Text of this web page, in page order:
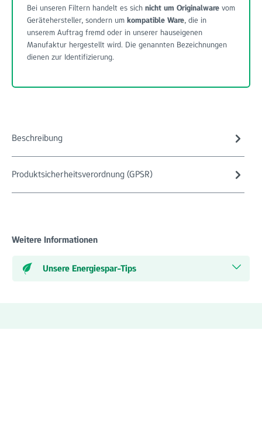
Bei unseren Filtern handelt es sich nicht um Originalware vom
Gerätehersteller, sondern um kompatible Ware, die in
unserem Auftrag fremd oder in unserer hauseigenen
Manufaktur hergestellt wird. Die genannten Bezeichnungen
dienen zur Identifizierung.
Beschreibung
Produktsicherheitsverordnung (GPSR)
Weitere Informationen
Unsere Energiespar-Tips